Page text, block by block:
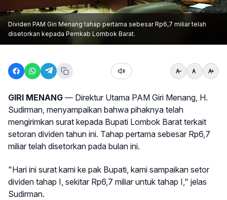
Dividen PAM Giri Menang tahap pertama sebesar Rp6,7 miliar telah
disetorkan kepada Pemkab Lombok Barat.
GIRI MENANG — Direktur Utama PAM Giri Menang, H.
Sudirman, menyampaikan bahwa pihaknya telah
mengirimkan surat kepada Bupati Lombok Barat terkait
setoran dividen tahun ini. Tahap pertama sebesar Rp6,7
miliar telah disetorkan pada bulan ini.
"Hari ini surat kami ke pak Bupati, kami sampaikan setor
dividen tahap I, sekitar Rp6,7 miliar untuk tahap I," jelas
Sudirman.